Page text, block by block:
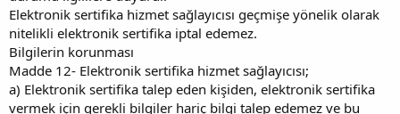
Elektronik sertifika hizmet sağlayıcısı geçmişe yönelik olarak
nitelikli elektronik sertifika iptal edemez.
Bilgilerin korunması
Madde 12- Elektronik sertifika hizmet sağlayıcısı;
a) Elektronik sertifika talep eden kişiden, elektronik sertifika
vermek için gerekli bilgiler hariç bilgi talep edemez ve bu